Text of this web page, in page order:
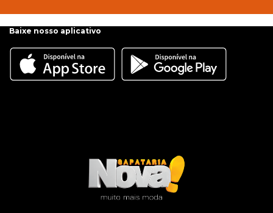
Baixe nosso aplicativo